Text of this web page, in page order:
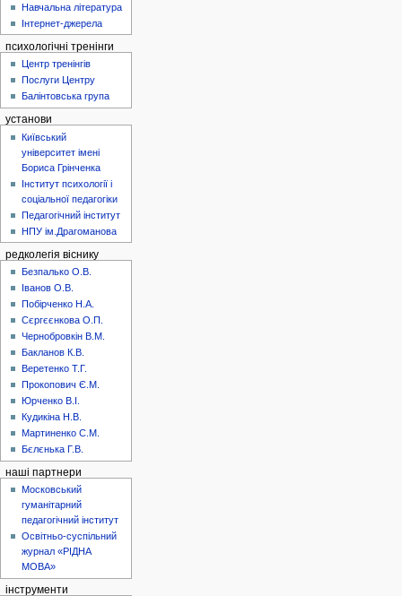
Навчальна література
Інтернет-джерела
психологічні тренінги
Центр тренінгів
Послуги Центру
Балінтовська група
установи
Київський
університет імені
Бориса Грінченка
Інститут психології і
соціальної педагогіки
Педагогічний інститут
НПУ ім.Драгоманова
редколегія віснику
Безпалько О.В.
Іванов О.В.
Побірченко Н.А.
Сєргєєнкова О.П.
Чернобровкін В.М.
Бакланов К.В.
Веретенко Т.Г.
Прокопович Є.М.
Юрченко В.І.
Кудикіна Н.В.
Мартиненко С.М.
Бєлєнька Г.В.
наші партнери
Московський
гуманітарний
педагогічний інститут
Освітньо-суспільний
журнал «РІДНА
МОВА»
інструменти